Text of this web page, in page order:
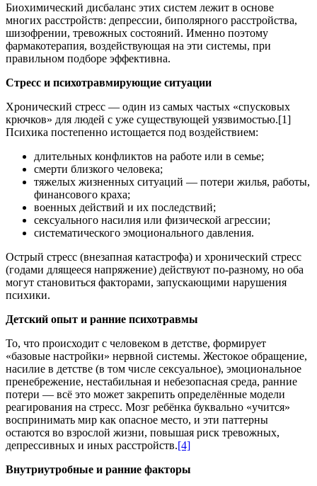
Биохимический дисбаланс этих систем лежит в основе
многих расстройств: депрессии, биполярного расстройства,
шизофрении, тревожных состояний. Именно поэтому
фармакотерапия, воздействующая на эти системы, при
правильном подборе эффективна.
Стресс и психотравмирующие ситуации
Хронический стресс — один из самых частых «спусковых
крючков» для людей с уже существующей уязвимостью.[1]
Психика постепенно истощается под воздействием:
длительных конфликтов на работе или в семье;
смерти близкого человека;
тяжелых жизненных ситуаций — потери жилья, работы,
финансового краха;
военных действий и их последствий;
сексуального насилия или физической агрессии;
систематического эмоционального давления.
Острый стресс (внезапная катастрофа) и хронический стресс
(годами длящееся напряжение) действуют по-разному, но оба
могут становиться факторами, запускающими нарушения
психики.
Детский опыт и ранние психотравмы
То, что происходит с человеком в детстве, формирует
«базовые настройки» нервной системы. Жестокое обращение,
насилие в детстве (в том числе сексуальное), эмоциональное
пренебрежение, нестабильная и небезопасная среда, ранние
потери — всё это может закрепить определённые модели
реагирования на стресс. Мозг ребёнка буквально «учится»
воспринимать мир как опасное место, и эти паттерны
остаются во взрослой жизни, повышая риск тревожных,
депрессивных и иных расстройств.[4]
Внутриутробные и ранние факторы